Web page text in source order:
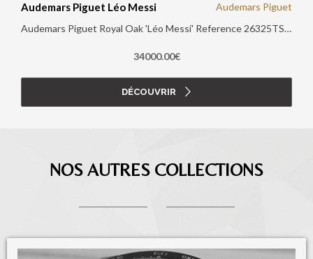
Audemars Piguet Léo Messi
Audemars Piguet
Audemars Piguet Royal Oak 'Léo Messi' Reference 26325TS Papiers d'origine : Oui Boite d'origine : Oui Année 2014
34000.00€
DÉCOUVRIR
NOS AUTRES COLLECTIONS